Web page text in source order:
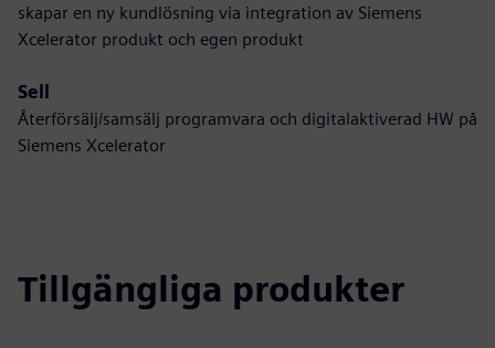
skapar en ny kundlösning via integration av Siemens
Xcelerator produkt och egen produkt
Sell
Återförsälj/samsälj programvara och digitalaktiverad HW på
Siemens Xcelerator
Tillgängliga produkter